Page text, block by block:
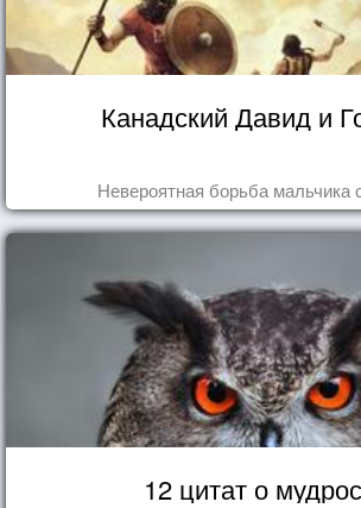
Канадский Давид и
Невероятная борьба мальчика
12 цитат о